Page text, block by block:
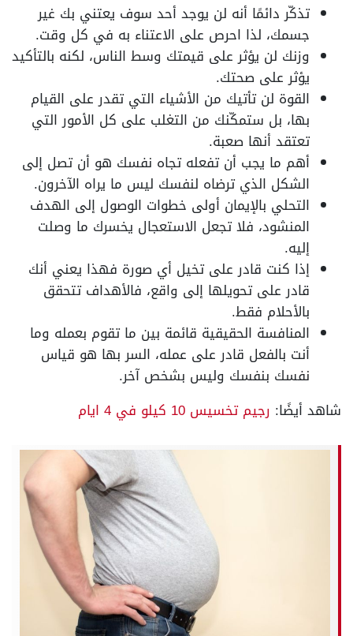
تذكّر دائمًا أنه لن يوجد أحد سوف يعتني بك غير
جسمك، لذا احرص على الاعتناء به في كل وقت.
وزنك لن يؤثر على قيمتك وسط الناس، لكنه بالتأكيد
يؤثر على صحتك.
القوة لن تأتيك من الأشياء التي تقدر على القيام
بها، بل ستمكّنك من التغلب على كل الأمور التي
تعتقد أنها صعبة.
أهم ما يجب أن تفعله تجاه نفسك هو أن تصل إلى
الشكل الذي ترضاه لنفسك ليس ما يراه الآخرون.
التحلي بالإيمان أولى خطوات الوصول إلى الهدف
المنشود، فلا تجعل الاستعجال يخسرك ما وصلت
إليه.
إذا كنت قادر على تخيل أي صورة فهذا يعني أنك
قادر على تحويلها إلى واقع، فالأهداف تتحقق
بالأحلام فقط.
المنافسة الحقيقية قائمة بين ما تقوم بعمله وما
أنت بالفعل قادر على عمله، السر بها هو قياس
نفسك بنفسك وليس بشخص آخر.
شاهد أيضًا: رجيم تخسيس 10 كيلو في 4 ايام